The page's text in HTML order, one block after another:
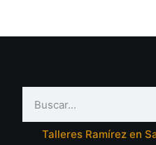
Talleres Ramírez en